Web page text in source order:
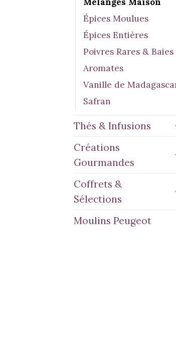
Épices Moulues
Épices Entières
Poivres Rares & Baies
Aromates
Vanille de
Safran
Thés & Infusions
Créations
Gourmandes
Coffrets &
Sélections
Moulins Peugeot